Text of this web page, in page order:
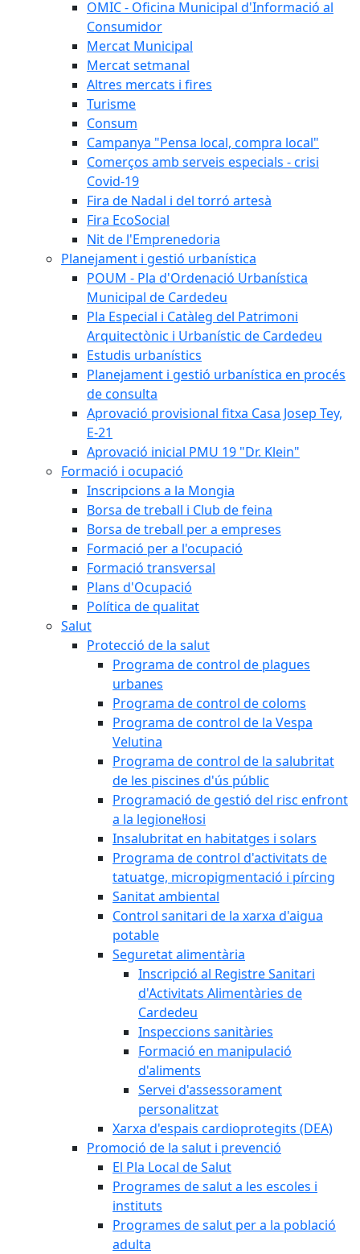
OMIC - Oficina Municipal d'Informació al
Consumidor
Mercat Municipal
Mercat setmanal
Altres mercats i fires
Turisme
Consum
Campanya "Pensa local, compra local"
Comerços amb serveis especials - crisi
Covid-19
Fira de Nadal i del torró artesà
Fira EcoSocial
Nit de l'Emprenedoria
Planejament i gestió urbanística
POUM - Pla d'Ordenació Urbanística
Municipal de Cardedeu
Pla Especial i Catàleg del Patrimoni
Arquitectònic i Urbanístic de Cardedeu
Estudis urbanístics
Planejament i gestió urbanística en procés
de consulta
Aprovació provisional fitxa Casa Josep Tey,
E-21
Aprovació inicial PMU 19 "Dr. Klein"
Formació i ocupació
Inscripcions a la Mongia
Borsa de treball i Club de feina
Borsa de treball per a empreses
Formació per a l'ocupació
Formació transversal
Plans d'Ocupació
Política de qualitat
Salut
Protecció de la salut
Programa de control de plagues
urbanes
Programa de control de coloms
Programa de control de la Vespa
Velutina
Programa de control de la salubritat
de les piscines d'ús públic
Programació de gestió del risc enfront
a la legionel·losi
Insalubritat en habitatges i solars
Programa de control d'activitats de
tatuatge, micropigmentació i pírcing
Sanitat ambiental
Control sanitari de la xarxa d'aigua
potable
Seguretat alimentària
Inscripció al Registre Sanitari
d'Activitats Alimentàries de
Cardedeu
Inspeccions sanitàries
Formació en manipulació
d'aliments
Servei d'assessorament
personalitzat
Xarxa d'espais cardioprotegits (DEA)
Promoció de la salut i prevenció
El Pla Local de Salut
Programes de salut a les escoles i
instituts
Programes de salut per a la població
adulta